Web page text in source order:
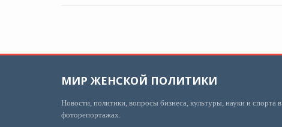
МИР ЖЕНСКОЙ ПОЛИТИКИ
Новости, политики, вопросы бизнеса, культуры, науки и спорта в
фоторепортажах.